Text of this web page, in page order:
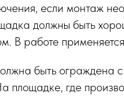
если монтаж
должны быть
В работе
быть ограждена
площадке, где